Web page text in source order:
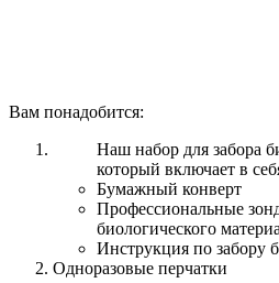
Вам понадобится:
Наш набор для забора
который включает в
Бумажный конверт
Профессиональные
биологического
Инструкция по забору
Одноразовые перчатки